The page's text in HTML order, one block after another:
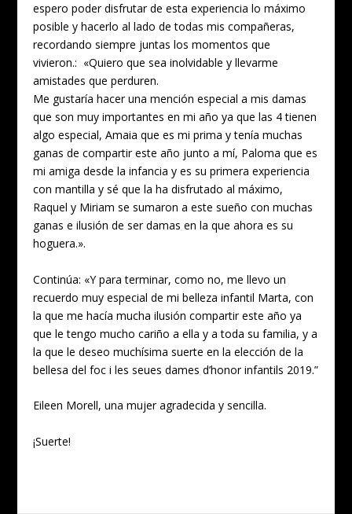
espero poder disfrutar de esta experiencia lo máximo
posible y hacerlo al lado de todas mis compañeras,
recordando siempre juntas los momentos que
vivieron.: «Quiero que sea inolvidable y llevarme
amistades que perduren.
Me gustaría hacer una mención especial a mis damas
que son muy importantes en mi año ya que las 4 tienen
algo especial, Amaia que es mi prima y tenía muchas
ganas de compartir este año junto a mí, Paloma que es
mi amiga desde la infancia y es su primera experiencia
con mantilla y sé que la ha disfrutado al máximo,
Raquel y Miriam se sumaron a este sueño con muchas
ganas e ilusión de ser damas en la que ahora es su
hoguera.».
Continúa: «Y para terminar, como no, me llevo un
recuerdo muy especial de mi belleza infantil Marta, con
la que me hacía mucha ilusión compartir este año ya
que le tengo mucho cariño a ella y a toda su familia, y a
la que le deseo muchísima suerte en la elección de la
bellesa del foc i les seues dames d’honor infantils 2019.”
Eileen Morell, una mujer agradecida y sencilla.
¡Suerte!